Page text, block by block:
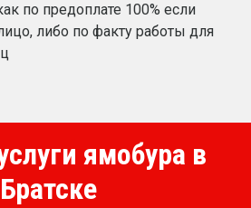
по предоплате 100% если
либо по факту работы для
ямобура в
Братске